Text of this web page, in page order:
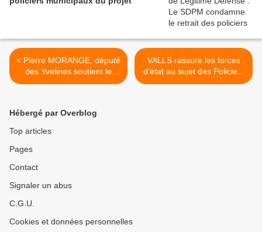
< Pierre MORANGE, député
des Yvelines soutient le
projet du SDPM concernant
VALLS rassure les forces
d'état au sujet des Policiers
Municipaux ! >
Hébergé par Overblog
Top articles
Pages
Contact
Signaler un abus
C.G.U.
Cookies et données personnelles